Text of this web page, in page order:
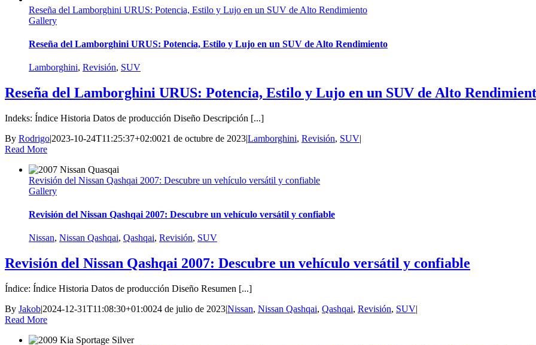
Reseña del Lamborghini URUS: Potencia, Estilo y Lujo en un SUV de Alto Rendimiento
Gallery
Reseña del Lamborghini URUS: Potencia, Estilo y Lujo en un SUV de Alto Rendimiento
Lamborghini, Revisión, SUV
Reseña del Lamborghini URUS: Potencia, Estilo y Lujo en un SUV de Alto
Indeks: Índice Historia Datos de producción Diseño Descripción [...]
By Rodrigo|2023-10-24T11:25:37+02:0021 de octubre de 2023|Lamborghini, Revisión, SUV|
Read More
Revisión del Nissan Qashqai 2007: Descubre un vehículo versátil y confiable
Gallery
Revisión del Nissan Qashqai 2007: Descubre un vehículo versátil y confiable
Nissan, Nissan Qashqai, Qashqai, Revisión, SUV
Revisión del Nissan Qashqai 2007: Descubre un vehículo versátil y confiable
Índice: Índice Historia Datos de producción Diseño Resumen [...]
By Jakob|2024-12-31T11:08:30+01:0024 de julio de 2023|Nissan, Nissan Qashqai, Qashqai, Revisión, SUV|
Read More